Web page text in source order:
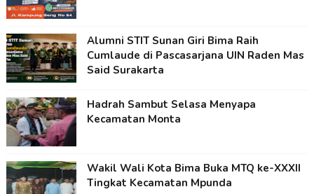
Alumni STIT Sunan Giri Bima Raih
Cumlaude di Pascasarjana UIN Raden Mas
Said Surakarta
Hadrah Sambut Selasa Menyapa
Kecamatan Monta
Wakil Wali Kota Bima Buka MTQ ke-XXXII
Tingkat Kecamatan Mpunda